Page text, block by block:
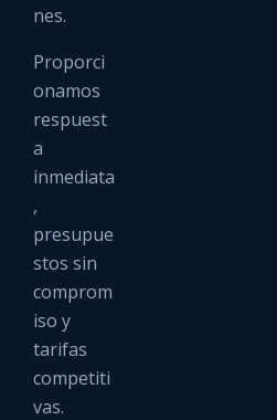
nes.
Proporci
onamos
respuest
a
inmediata
,
presupue
stos sin
comprom
iso y
tarifas
competiti
vas.